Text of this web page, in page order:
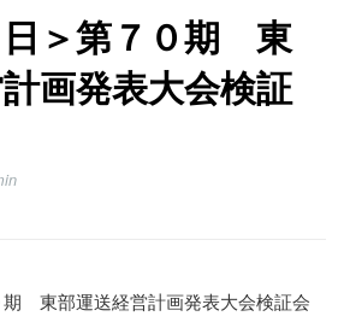
日＞第７０期 東
画発表大会検証
期 東部運送経営計画発表大会検証会